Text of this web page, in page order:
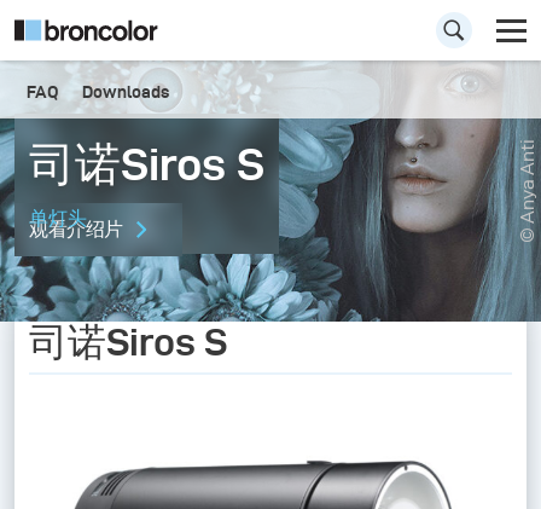
FAQ Downloads
司诺Siros S
单灯头
观看介绍片 © Anya Anti
司诺Siros S